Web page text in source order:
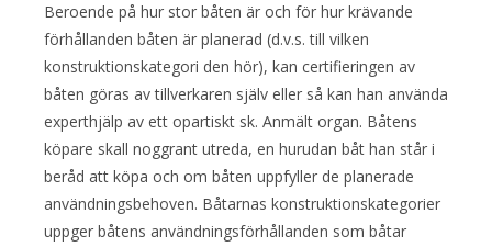
Beroende på hur stor båten är och för hur krävande
förhållanden båten är planerad (d.v.s. till vilken
konstruktionskategori den hör), kan certifieringen av
båten göras av tillverkaren själv eller så kan han använda
experthjälp av ett opartiskt sk. Anmält organ. Båtens
köpare skall noggrant utreda, en hurudan båt han står i
beråd att köpa och om båten uppfyller de planerade
användningsbehoven. Båtarnas konstruktionskategorier
uppger båtens användningsförhållanden som båtar